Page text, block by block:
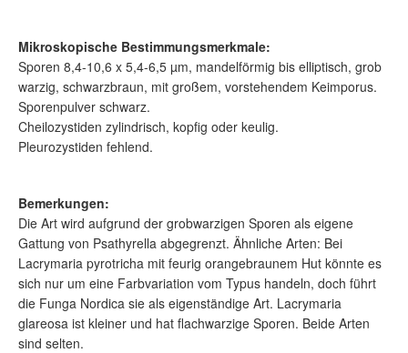
Mikroskopische Bestimmungsmerkmale:
Sporen 8,4-10,6 x 5,4-6,5 µm, mandelförmig bis elliptisch, grob
warzig, schwarzbraun, mit großem, vorstehendem Keimporus.
Sporenpulver schwarz.
Cheilozystiden zylindrisch, kopfig oder keulig.
Pleurozystiden fehlend.
Bemerkungen:
Die Art wird aufgrund der grobwarzigen Sporen als eigene
Gattung von Psathyrella abgegrenzt. Ähnliche Arten: Bei
Lacrymaria pyrotricha mit feurig orangebraunem Hut könnte es
sich nur um eine Farbvariation vom Typus handeln, doch führt
die Funga Nordica sie als eigenständige Art. Lacrymaria
glareosa ist kleiner und hat flachwarzige Sporen. Beide Arten
sind selten.